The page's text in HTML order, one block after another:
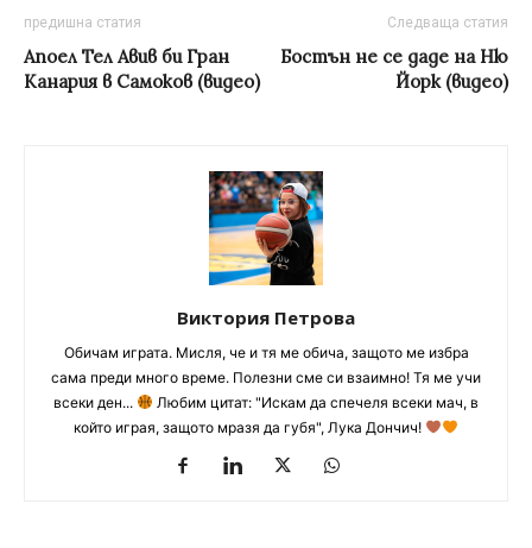
предишна статия
Апоел Тел Авив би Гран
Канария в Самоков (видео)
Следваща статия
Бостън не се даде на Ню
Йорк (видео)
Виктория Петрова
Обичам играта. Мисля, че и тя ме обича, защото ме избра
сама преди много време. Полезни сме си взаимно! Тя ме учи
всеки ден...
Любим цитат: "Искам да спечеля всеки мач, в
който играя, защото мразя да губя", Лука Дончич!